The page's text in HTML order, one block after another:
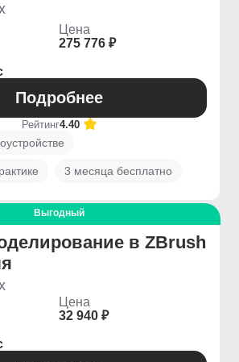
Цена
275 776 ₽
Подробнее
Рейтинг4.40
3 месяца бесплатно
Выгодный
в ZBrush
Цена
32 940 ₽